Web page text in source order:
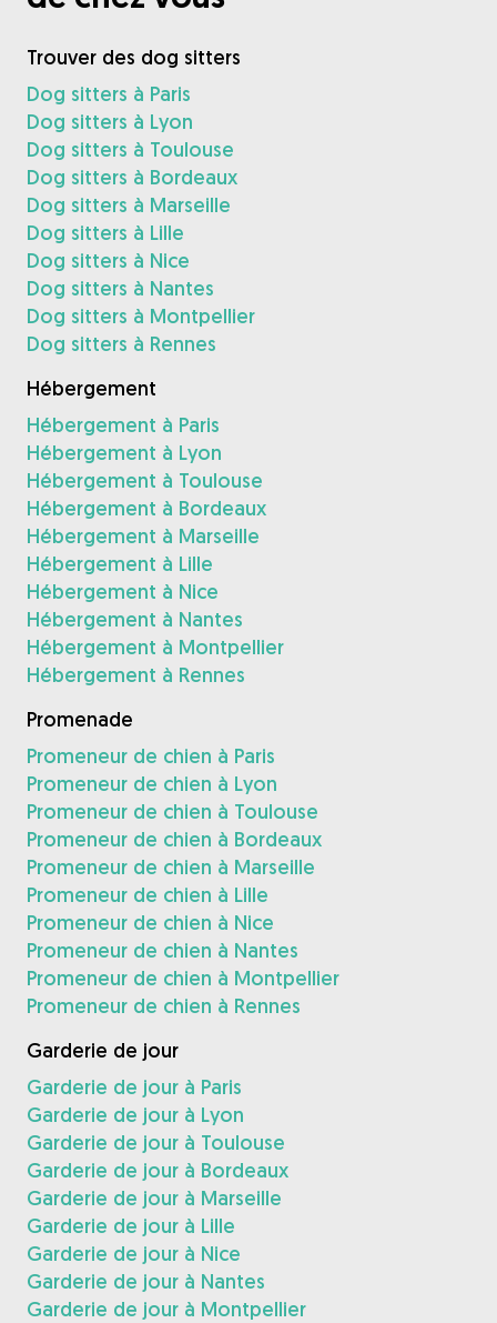
Trouver des dog sitters
Dog sitters à Paris
Dog sitters à Lyon
Dog sitters à Toulouse
Dog sitters à Bordeaux
Dog sitters à Marseille
Dog sitters à Lille
Dog sitters à Nice
Dog sitters à Nantes
Dog sitters à Montpellier
Dog sitters à Rennes
Hébergement
Hébergement à Paris
Hébergement à Lyon
Hébergement à Toulouse
Hébergement à Bordeaux
Hébergement à Marseille
Hébergement à Lille
Hébergement à Nice
Hébergement à Nantes
Hébergement à Montpellier
Hébergement à Rennes
Promenade
Promeneur de chien à Paris
Promeneur de chien à Lyon
Promeneur de chien à Toulouse
Promeneur de chien à Bordeaux
Promeneur de chien à Marseille
Promeneur de chien à Lille
Promeneur de chien à Nice
Promeneur de chien à Nantes
Promeneur de chien à Montpellier
Promeneur de chien à Rennes
Garderie de jour
Garderie de jour à Paris
Garderie de jour à Lyon
Garderie de jour à Toulouse
Garderie de jour à Bordeaux
Garderie de jour à Marseille
Garderie de jour à Lille
Garderie de jour à Nice
Garderie de jour à Nantes
Garderie de jour à Montpellier